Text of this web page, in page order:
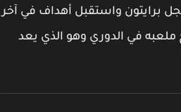
سجل برايتون واستقبل أهداف في آخر
سجل 17 مباراة متتالية في خارج ملعبه في الدوري وهو الذي يعد